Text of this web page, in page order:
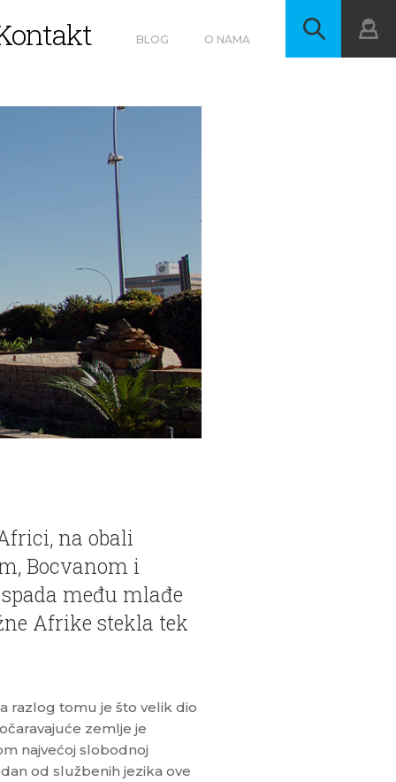
BLOG O NAMA
na obali
Bocvanom i
među mlađe
Afrike stekla tek
razlog tomu je što velik dio
zemlje je
najvećoj slobodnoj
od službenih jezika ove